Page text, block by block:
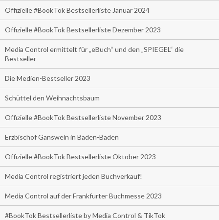
Offizielle #BookTok Bestsellerliste Januar 2024
Offizielle #BookTok Bestsellerliste Dezember 2023
Media Control ermittelt für „eBuch“ und den „SPIEGEL“ die
Bestseller
Die Medien-Bestseller 2023
Schüttel den Weihnachtsbaum
Offizielle #BookTok Bestsellerliste November 2023
Erzbischof Gänswein in Baden-Baden
Offizielle #BookTok Bestsellerliste Oktober 2023
Media Control registriert jeden Buchverkauf!
Media Control auf der Frankfurter Buchmesse 2023
#BookTok Bestsellerliste by Media Control & TikTok